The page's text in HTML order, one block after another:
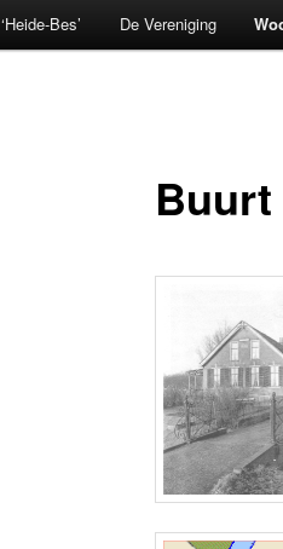
‘Heide-Bes’ De Vereniging
Buurt